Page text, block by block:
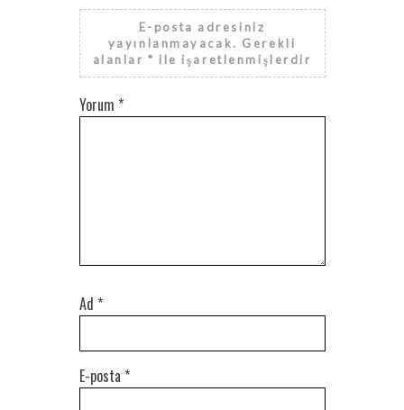
E-posta adresiniz
yayınlanmayacak. Gerekli
alanlar* ile işaretlenmişlerdir
Yorum *
Ad *
E-posta *